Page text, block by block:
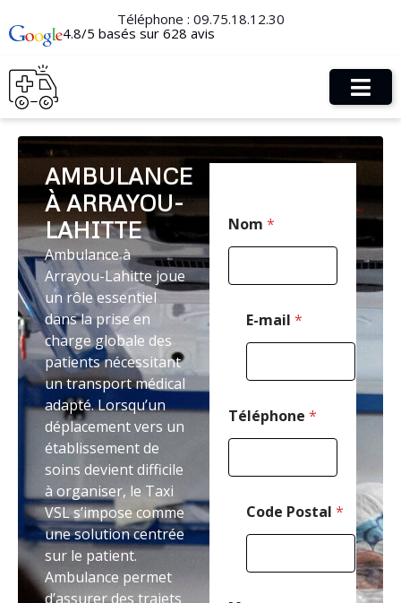
Téléphone : 09.75.18.12.30
4.8/5 basés sur 628 avis
AMBULANCE
À ARRAYOU-
LAHITTE
Ambulance à
Arrayou-Lahitte joue
un rôle essentiel
dans la prise en
charge globale des
patients nécessitant
un transport médical
adapté. Lorsqu’un
déplacement vers un
établissement de
soins devient difficile
à organiser, le Taxi
VSL s’impose comme
une solution centrée
sur le patient.
Ambulance permet
d’assurer des trajets
Nom *
a
e
E-mail *
Téléphone *
Code Postal *